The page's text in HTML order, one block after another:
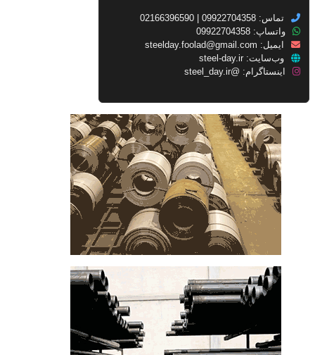
تماس: 09922704358 | 02166396590
واتساپ: 09922704358
ایمیل: steelday.foolad@gmail.com
وب‌سایت: steel-day.ir
اینستاگرام: @steel_day.ir